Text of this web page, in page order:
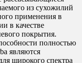
из сухожилий
применения в
в качестве
покрытия.
полностью
являются
широкого спектра